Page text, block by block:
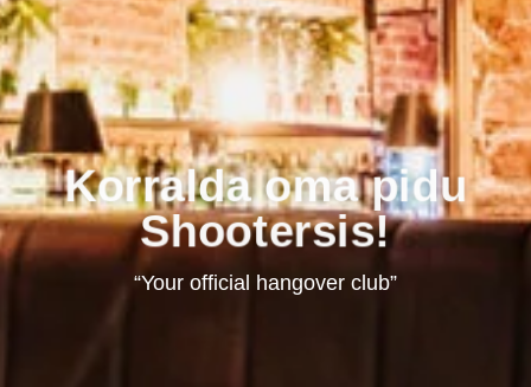
Korralda oma pidu
Shootersis!
“Your official hangover club”